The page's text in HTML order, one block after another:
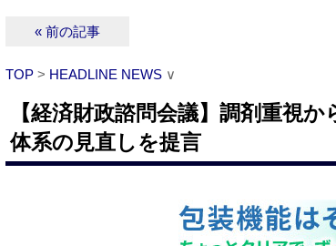
« 前の記事
TOP > HEADLINE NEWS ∨
【経済財政諮問会議】調剤重視
体系の見直しを提言